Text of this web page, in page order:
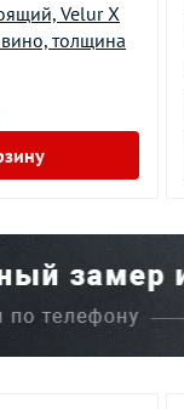
Velur X
толщина